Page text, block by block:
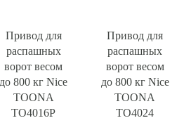
Привод для
распашных
ворот весом
до 800 кг Nice
TOONA
TO4016P
Привод для
распашных
ворот весом
до 800 кг Nice
TOONA
TO4024